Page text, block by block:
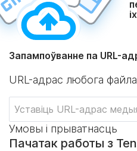
Запампоўванне па URL-
URL-адрас любога
Умовы і прыватнасць
Пачатак работы з